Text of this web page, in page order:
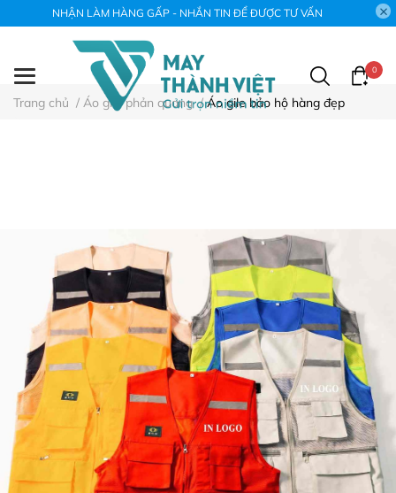
NHẬN LÀM HÀNG GẤP - NHẮN TIN ĐỂ ĐƯỢC TƯ VẤN
0
Trang chủ / Áo gile phản quang /Áo gile bảo hộ hàng đẹp